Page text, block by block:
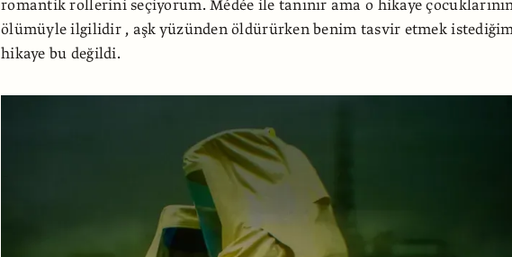
romantik rollerini seçiyorum. Médée ile tanınır ama o hikaye
ölümüyle ilgilidir , aşk yüzünden öldürürken benim tasvir etmek
hikaye bu değildi.